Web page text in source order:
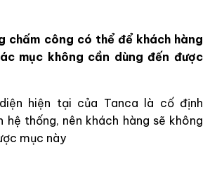
chấm công có thể để khách hàng
mục không cần dùng đến được
hiện tại của Tanca là cố định
hệ thống, nên khách hàng sẽ không
mục này